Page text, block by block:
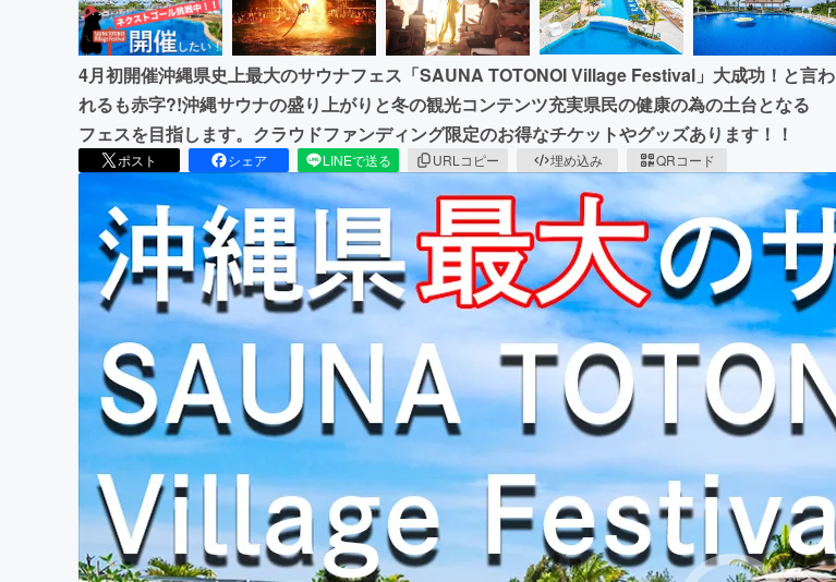
4月初開催沖縄県史上最大のサウナフェス「SAUNA TOTONOI Village Festival」大成功！と言わ
れるも赤字?!沖縄サウナの盛り上がりと冬の観光コンテンツ充実県民の健康の為の土台となる
フェスを目指します。クラウドファンディング限定のお得なチケットやグッズあります！！
ポスト シェア LINEで送る URLコピー 埋め込み QRコード